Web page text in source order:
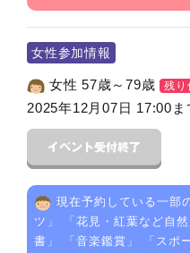
女性参加情報
女性 57歳～79歳 残り
2025年12月07日 17:00ま
現在予約している一部
ツ 」 「 花見・紅葉など自然
書 」 「 音楽鑑賞 」 「 スポ